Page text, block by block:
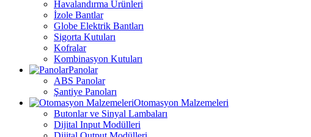
Havalandırma Ürünleri
İzole Bantlar
Globe Elektrik Bantları
Sigorta Kutuları
Kofralar
Kombinasyon Kutuları
Panolar
ABS Panolar
Şantiye Panoları
Otomasyon Malzemeleri
Butonlar ve Sinyal Lambaları
Dijital Input Modülleri